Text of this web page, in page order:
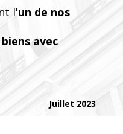
l'un de nos
biens avec
Juillet 2023